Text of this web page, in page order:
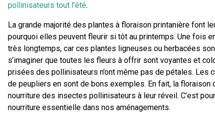
pollinisateurs tout l’été.
La grande majorité des plantes à floraison printanière font
pourquoi elles peuvent fleurir si tôt au printemps. Une fois
très longtemps, car ces plantes ligneuses ou herbacées
s’imaginer que toutes les fleurs à offrir sont voyantes et
prisées des pollinisateurs n’ont même pas de pétales. Les
de peupliers en sont de bons exemples. En fait, la floraison
nourriture des insectes pollinisateurs à leur réveil. C’est
nourriture essentielle dans nos aménagements.